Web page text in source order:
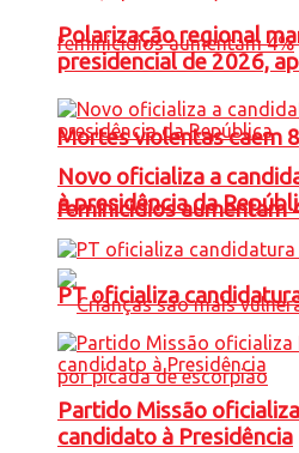
Mortes violentas caem
feminicídios aumentam
Polarização regional
presidencial de 2026,
Novo oficializa a
à presidência da
PT oficializa
Partido Missão
candidato à Presidência